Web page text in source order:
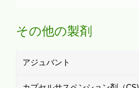
その他の製剤
アジュバント